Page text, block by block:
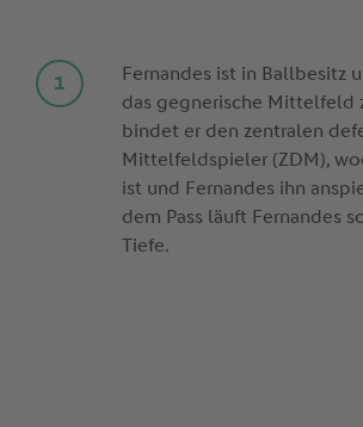
Fernandes ist in Ballbesitz
das gegnerische Mittelfeld
bindet er den zentralen
Mittelfeldspieler (ZDM),
ist und Fernandes ihn
dem Pass läuft Fernandes
Tiefe.